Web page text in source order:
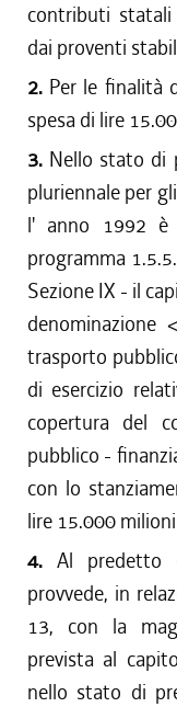
contributi
dai proventi
2. Per le finalità
spesa di lire
3. Nello stato di
pluriennale per
l' anno 1992
programma
Sezione IX - il
denominazione
trasporto
di esercizio
copertura del
pubblico -
con lo
lire 15.000
4. Al predetto
provvede, in
13, con la
prevista al
nello stato di